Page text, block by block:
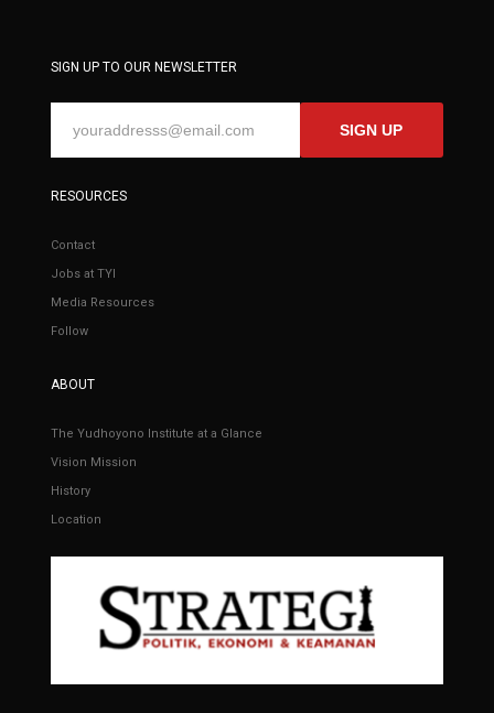
SIGN UP TO OUR NEWSLETTER
SIGN UP
RESOURCES
Contact
Jobs at TYI
Media Resources
Follow
ABOUT
The Yudhoyono Institute at a Glance
Vision Mission
History
Location